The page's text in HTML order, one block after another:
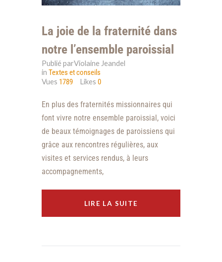
La joie de la fraternité dans
notre l’ensemble paroissial
Publié parViolaine Jeandel
in Textes et conseils
Vues 1789 Likes0
En plus des fraternités missionnaires qui
font vivre notre ensemble paroissial, voici
de beaux témoignages de paroissiens qui
grâce aux rencontres régulières, aux
visites et services rendus, à leurs
accompagnements,
LIRE LA SUITE